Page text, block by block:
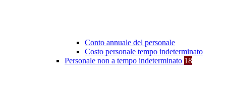
Conto annuale del personale
Costo personale tempo indeterminato
Personale non a tempo indeterminato 18